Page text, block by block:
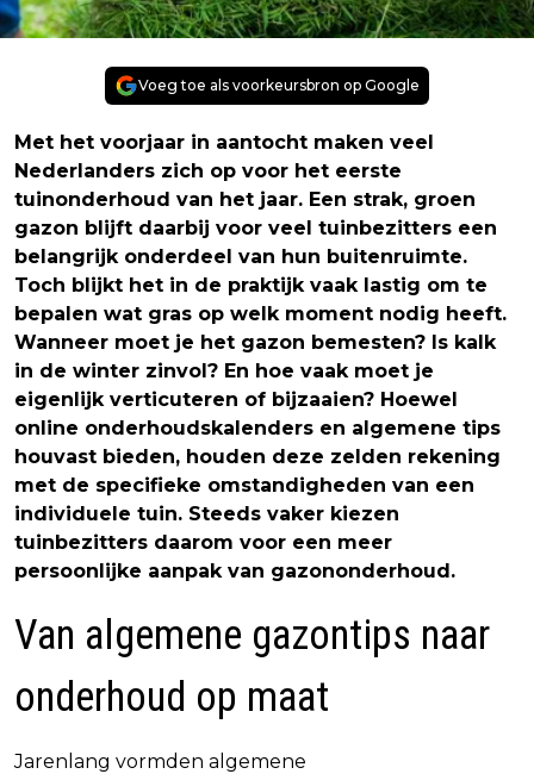
Voeg toe als voorkeursbron op Google
Met het voorjaar in aantocht maken veel
Nederlanders zich op voor het eerste
tuinonderhoud van het jaar. Een strak, groen
gazon blijft daarbij voor veel tuinbezitters een
belangrijk onderdeel van hun buitenruimte.
Toch blijkt het in de praktijk vaak lastig om te
bepalen wat gras op welk moment nodig heeft.
Wanneer moet je het gazon bemesten? Is kalk
in de winter zinvol? En hoe vaak moet je
eigenlijk verticuteren of bijzaaien? Hoewel
online onderhoudskalenders en algemene tips
houvast bieden, houden deze zelden rekening
met de specifieke omstandigheden van een
individuele tuin. Steeds vaker kiezen
tuinbezitters daarom voor een meer
persoonlijke aanpak van gazononderhoud.
Van algemene gazontips naar
onderhoud op maat
Jarenlang vormden algemene